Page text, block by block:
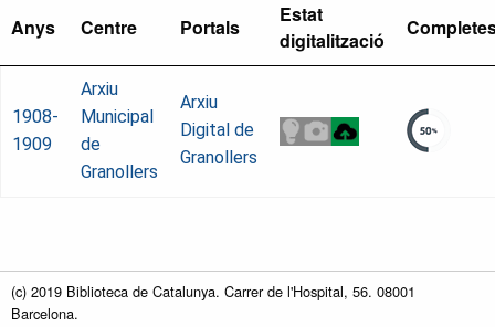
Anys Centre Portals
Estat
digitalització
1908-
1909
Arxiu
Municipal
de
Granollers
Arxiu
Digital de
Granollers
(c) 2019 Biblioteca de Catalunya. Carrer de l'Hospital, 56. 08001
Barcelona.